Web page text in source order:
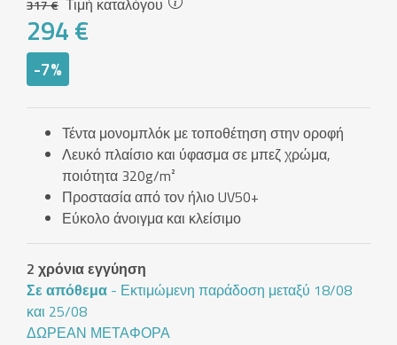
317 € Τιμή καταλόγου
294 €
-7%
Τέντα μονομπλόκ με τοποθέτηση στην οροφή
Λευκό πλαίσιο και ύφασμα σε μπεζ χρώμα,
ποιότητα 320g/m²
Προστασία από τον ήλιο UV50+
Εύκολο άνοιγμα και κλείσιμο
2 χρόνια εγγύηση
Σε απόθεμα - Εκτιμώμενη παράδοση μεταξύ 18/08
και 25/08
ΔΩΡΕΆΝ ΜΕΤΑΦΟΡΆ